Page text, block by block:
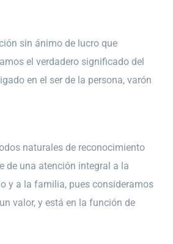
sin ánimo de lucro que
el verdadero significado del
en el ser de la persona, varón
naturales de reconocimiento
de una atención integral a la
y a la familia, pues consideramos
valor, y está en la función de